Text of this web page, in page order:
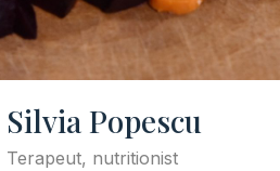
Silvia Popescu
Terapeut, nutritionist